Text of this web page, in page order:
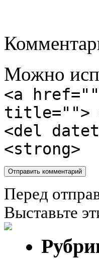
Можно
<a
title="">
<del
<strong>
Перед
Выставьте